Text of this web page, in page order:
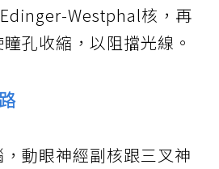
Westphal核，再
孔收縮，以阻擋光線。
動眼神經副核跟三叉神